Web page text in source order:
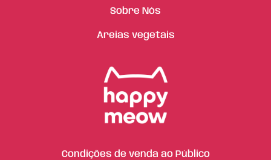
Sobre Nós
Areias vegetais
Condições de venda ao Público